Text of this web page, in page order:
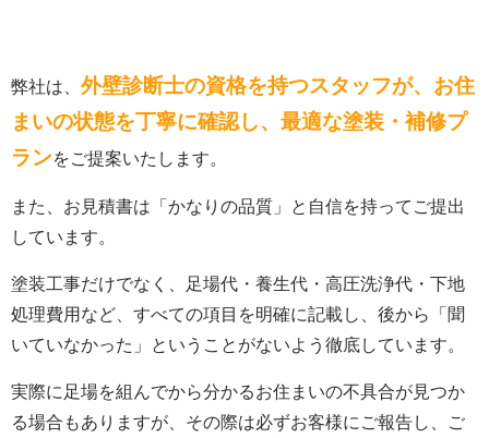
弊社は、 外壁診断士の資格を持つスタッフが、お住
まいの状態を丁寧に確認し、最適な塗装・補修プ
ランをご提案いたします。
また、お見積書は「かなりの品質」と自信を持ってご提出
しています。
塗装工事だけでなく、足場代・養生代・高圧洗浄代・下地
処理費用など、すべての項目を明確に記載し、後から「聞
いていなかった」ということがないよう徹底しています。
実際に足場を組んでから分かるお住まいの不具合が見つか
る場合もありますが、その際は必ずお客様にご報告し、ご